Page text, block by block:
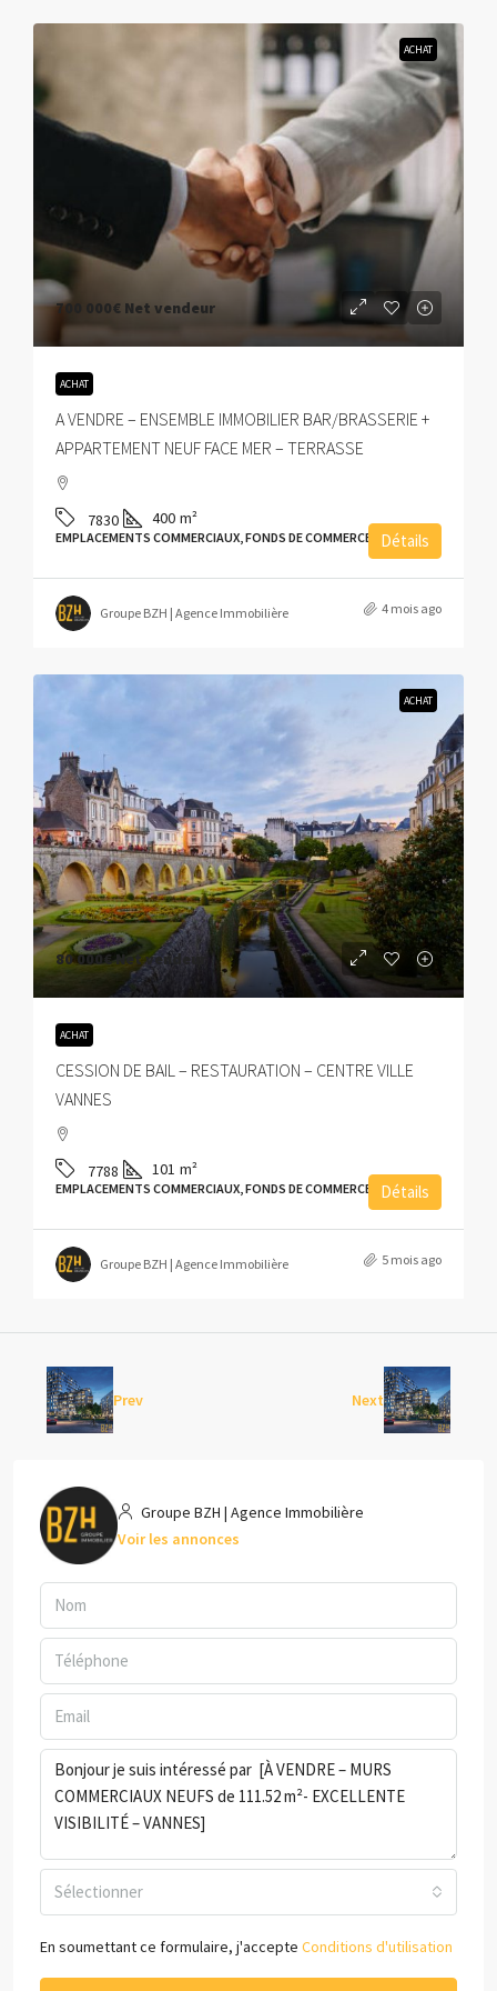
ACHAT
700 000€ Net vendeur
ACHAT
A VENDRE – ENSEMBLE IMMOBILIER BAR/BRASSERIE +
APPARTEMENT NEUF FACE MER – TERRASSE
7830 400 m²
EMPLACEMENTS COMMERCIAUX, FONDS DE COMMERCE Détails
Groupe BZH | Agence Immobilière 4 mois ago
ACHAT
80 000€Net vendeur
ACHAT
CESSION DE BAIL – RESTAURATION – CENTRE VILLE
VANNES
7788 101 m²
EMPLACEMENTS COMMERCIAUX, FONDS DE COMMERCE Détails
Groupe BZH | Agence Immobilière 5 mois ago
Prev Next
Groupe BZH | Agence Immobilière
Voir les annonces
Sélectionner
En soumettant ce formulaire, j'accepte Conditions d'utilisation